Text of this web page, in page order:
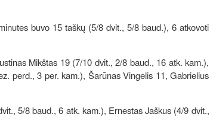
buvo 15 taškų (5/8 dvit., 5/8 baud.), 6 atkovoti
Mikštas 19 (7/10 dvit., 2/8 baud., 16 atk. kam.),
perd., 3 per. kam.), Šarūnas Vingelis 11, Gabrielius
5/8 baud., 6 atk. kam.), Ernestas Jaškus (4/9 dvit.,